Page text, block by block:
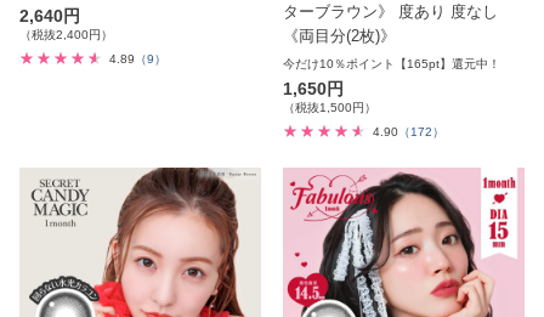
2,640円
（税抜2,400円）
4.89 （9）
ターブラウン》 度あり 度なし
《両目分(2枚)》
今だけ10％ポイント【165pt】還元中！
1,650円
（税抜1,500円）
4.90 （172）